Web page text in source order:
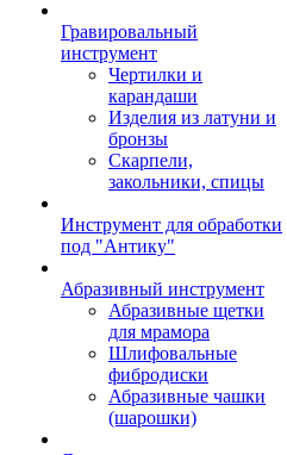
Гравировальный
инструмент
Чертилки и
карандаши
Изделия из латуни и
бронзы
Скарпели,
закольники, спицы
Инструмент для обработки
под "Антику"
Абразивный инструмент
Абразивные щетки
для мрамора
Шлифовальные
фибродиски
Абразивные чашки
(шарошки)